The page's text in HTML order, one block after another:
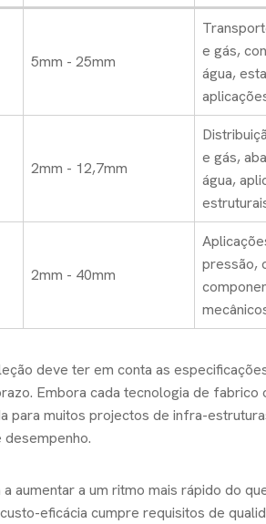
5mm - 25mm
e gás,
água,
2mm - 12,7mm
e gás,
água,
2mm - 40mm
pressão,
deve ter em conta as
Embora cada tecnologia de fabrico
para muitos projectos de infra-
desempenho.
aumentar a um ritmo mais rápido do
eficácia cumpre requisitos de